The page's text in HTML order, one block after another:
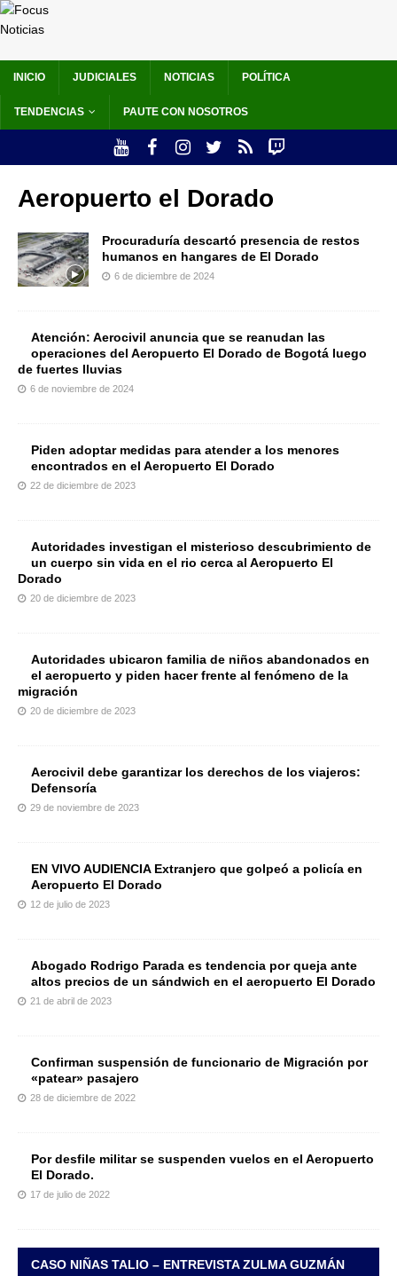
INICIO JUDICIALES NOTICIAS POLÍTICA
TENDENCIAS PAUTE CON NOSOTROS
Aeropuerto el Dorado
Procuraduría descartó presencia de restos
humanos en hangares de El Dorado
6 de diciembre de 2024
Atención: Aerocivil anuncia que se reanudan las
operaciones del Aeropuerto El Dorado de Bogotá luego
de fuertes lluvias
6 de noviembre de 2024
Piden adoptar medidas para atender a los menores
encontrados en el Aeropuerto El Dorado
22 de diciembre de 2023
Autoridades investigan el misterioso descubrimiento de
un cuerpo sin vida en el rio cerca al Aeropuerto El
Dorado
20 de diciembre de 2023
Autoridades ubicaron familia de niños abandonados en
el aeropuerto y piden hacer frente al fenómeno de la
migración
20 de diciembre de 2023
Aerocivil debe garantizar los derechos de los viajeros:
Defensoría
29 de noviembre de 2023
EN VIVO AUDIENCIA Extranjero que golpeó a policía en
Aeropuerto El Dorado
12 de julio de 2023
Abogado Rodrigo Parada es tendencia por queja ante
altos precios de un sándwich en el aeropuerto El Dorado
21 de abril de 2023
Confirman suspensión de funcionario de Migración por
«patear» pasajero
28 de diciembre de 2022
Por desfile militar se suspenden vuelos en el Aeropuerto
El Dorado.
17 de julio de 2022
CASO NIÑAS TALIO – ENTREVISTA ZULMA GUZMÁN